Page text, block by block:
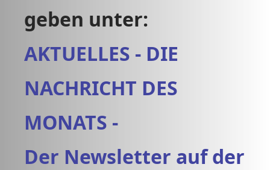
geben unter:
AKTUELLES - DIE
NACHRICHT DES
MONATS -
Der Newsletter auf der